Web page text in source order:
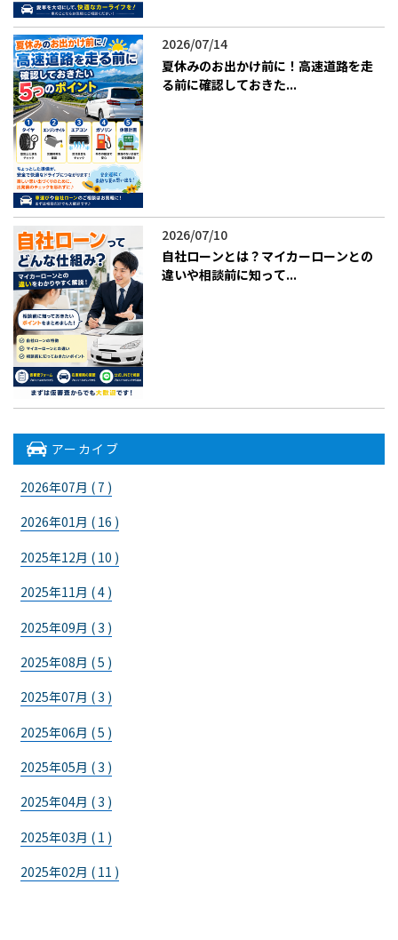
2026/07/14
夏休みのお出かけ前に！高速道路を走
る前に確認しておきた...
2026/07/10
自社ローンとは？マイカーローンとの
違いや相談前に知って...
アーカイブ
2026年07月 ( 7 )
2026年01月 ( 16 )
2025年12月 ( 10 )
2025年11月 ( 4 )
2025年09月 ( 3 )
2025年08月 ( 5 )
2025年07月 ( 3 )
2025年06月 ( 5 )
2025年05月 ( 3 )
2025年04月 ( 3 )
2025年03月 ( 1 )
2025年02月 ( 11 )